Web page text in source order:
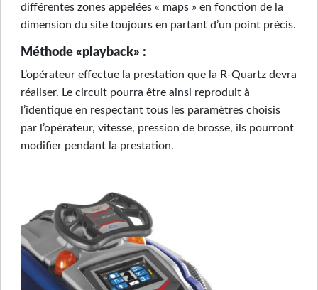
différentes zones appelées « maps » en fonction de la
dimension du site toujours en partant d’un point précis.
Méthode «playback» :
L’opérateur effectue la prestation que la R-Quartz devra
réaliser. Le circuit pourra être ainsi reproduit à
l’identique en respectant tous les paramètres choisis
par l’opérateur, vitesse, pression de brosse, ils pourront
modifier pendant la prestation.